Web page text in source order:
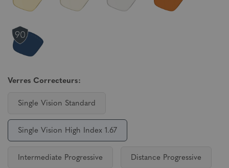
Verres Correcteurs:
Single Vision Standard
Single Vision High Index 1.67
Intermediate Progressive Distance Progressive